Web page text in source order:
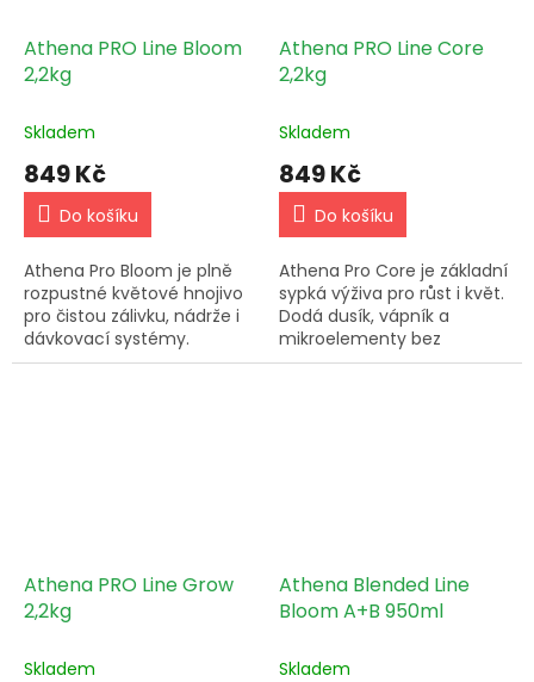
Athena PRO Line Bloom
2,2kg
Skladem
849 Kč
Do košíku
Athena Pro Bloom je plně
rozpustné květové hnojivo
pro čistou zálivku, nádrže i
dávkovací systémy.
Používej s Athena Pro Core.
Athena PRO Line Core
2,2kg
Skladem
849 Kč
Do košíku
Athena Pro Core je základní
sypká výživa pro růst i květ.
Dodá dusík, vápník a
mikroelementy bez
usazenin a bez zbytečného
Athena PRO Line Grow
2,2kg
Skladem
Athena Blended Line
Bloom A+B 950ml
Skladem